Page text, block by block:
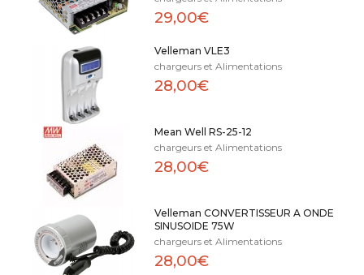
29,00€
Velleman VLE3
chargeurs et Alimentations
28,00€
Mean Well RS-25-12
chargeurs et Alimentations
28,00€
Velleman CONVERTISSEUR A ONDE
SINUSOIDE 75W
chargeurs et Alimentations
28,00€